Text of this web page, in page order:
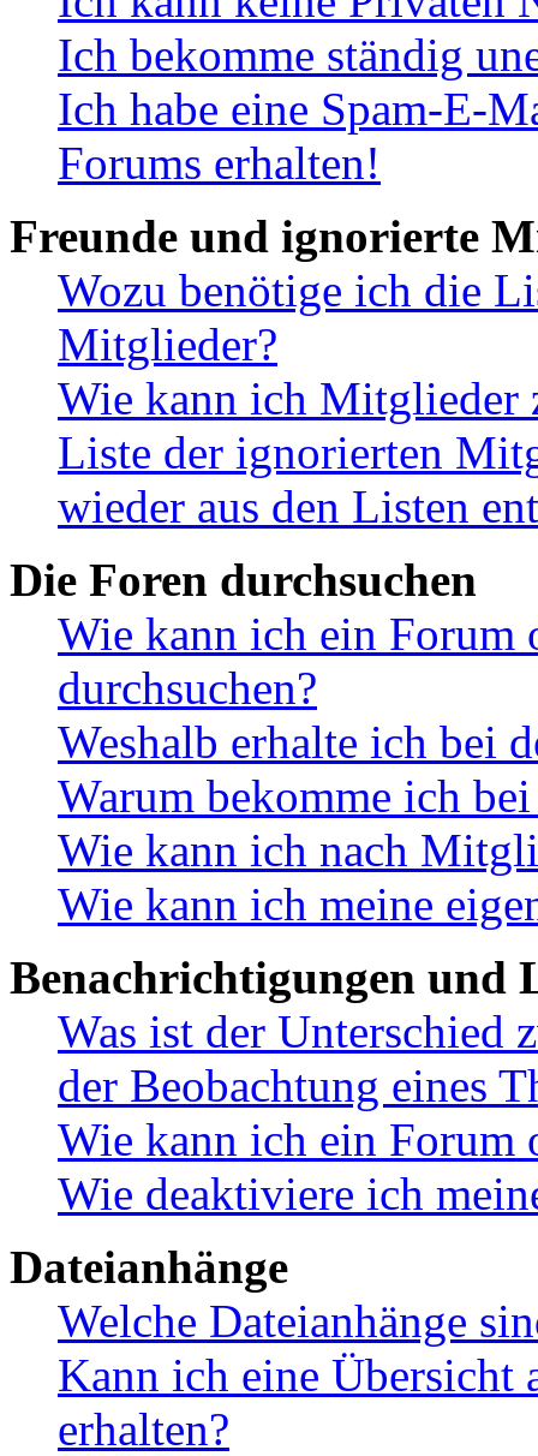
Ich bekomme ständig
Ich habe eine Spam-E-
Forums erhalten!
Freunde und ignorierte
Wozu benötige ich die
Mitglieder?
Wie kann ich Mitglieder
Liste der ignorierten
wieder aus den Listen
Die Foren durchsuchen
Wie kann ich ein Forum
durchsuchen?
Weshalb erhalte ich bei
Warum bekomme ich
Wie kann ich nach
Wie kann ich meine
Benachrichtigungen und
Was ist der Unterschied
der Beobachtung eines
Wie kann ich ein Forum
Wie deaktiviere ich
Dateianhänge
Welche Dateianhänge
Kann ich eine Übersicht
erhalten?